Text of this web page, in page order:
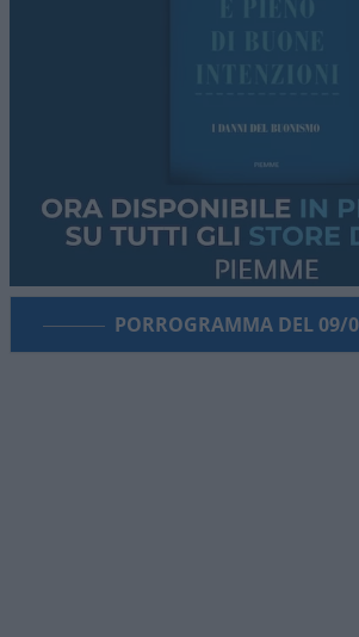
PORROGRAMMA DEL 09/